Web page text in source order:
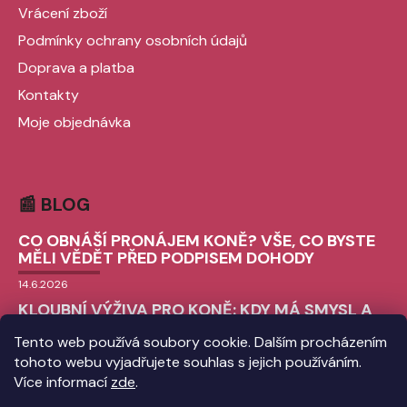
Tento web používá soubory cookie. Dalším procházením
tohoto webu vyjadřujete souhlas s jejich používáním.
Více informací zde.
Vrácení zboží
Podmínky ochrany osobních údajů
Doprava a platba
Kontakty
Moje objednávka
📰 BLOG
CO OBNÁŠÍ PRONÁJEM KONĚ? VŠE, CO BYSTE
MĚLI VĚDĚT PŘED PODPISEM DOHODY
14.6.2026
KLOUBNÍ VÝŽIVA PRO KONĚ: KDY MÁ SMYSL A
9.6.2026
CHLADICÍ BOTY PRO KONĚ: VŠE, CO